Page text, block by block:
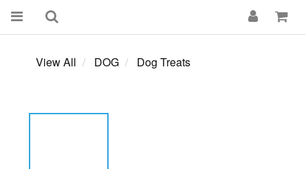
View All DOG Dog Treats